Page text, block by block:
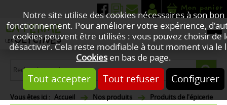
Notre site utilise des cookies nécessaires à son bon
fonctionnement. Pour améliorer votre expérience,
cookies peuvent être utilisés : vous pouvez choisir de
désactiver. Cela reste modifiable à tout moment via le
Cookies en bas de page.
Tout accepter Tout refuser Configurer
Mon panier
Accueil Nos produits Produits de l'épicerie